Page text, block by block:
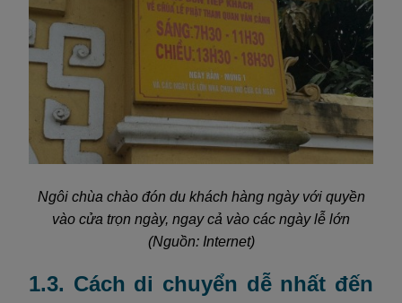
Ngôi chùa chào đón du khách hàng ngày với quyền
vào cửa trọn ngày, ngay cả vào các ngày lễ lớn
(Nguồn: Internet)
1.3. Cách di chuyển dễ nhất đến